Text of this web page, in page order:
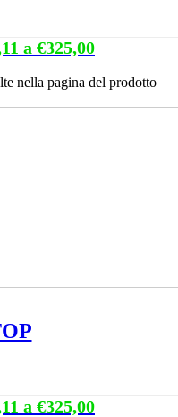
a €325,00
nella pagina del prodotto
a €325,00